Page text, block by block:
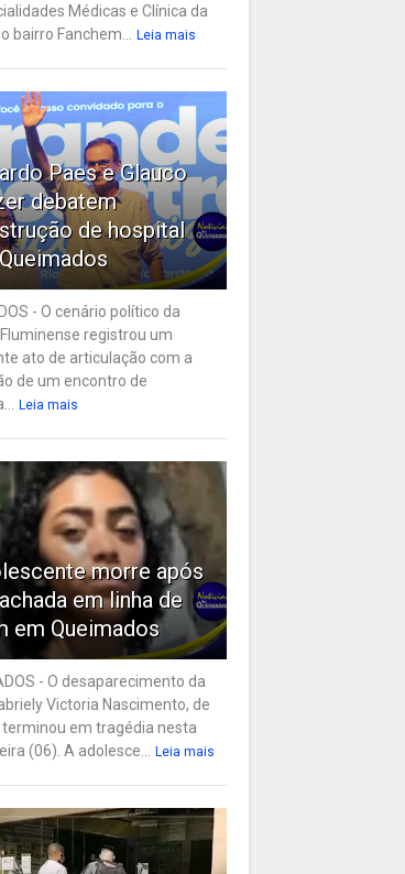
Médicas e Clínica da
bairro Fanchem...
Leia mais
Paes e Glauco
debatem
de hospital
- O cenário político da
registrou um
ato de articulação com a
de um encontro de
Leia mais
morre após
em linha de
em Queimados
- O desaparecimento da
Victoria Nascimento, de
terminou em tragédia nesta
(06). A adolesce...
Leia mais